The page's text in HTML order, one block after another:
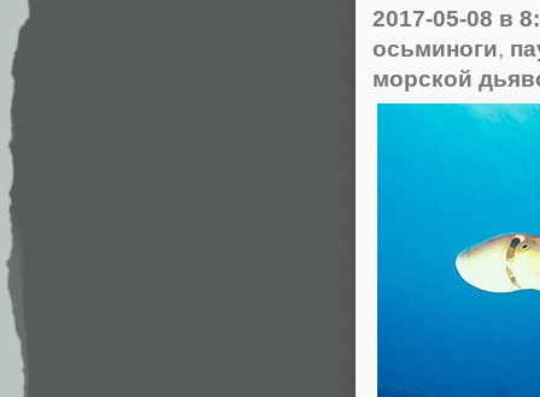
2017-05-08 в
осьминоги,
морской